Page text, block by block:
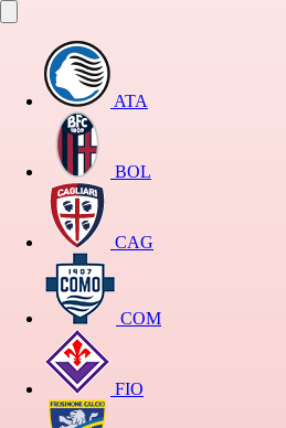
ATA
BOL
CAG
COM
FIO